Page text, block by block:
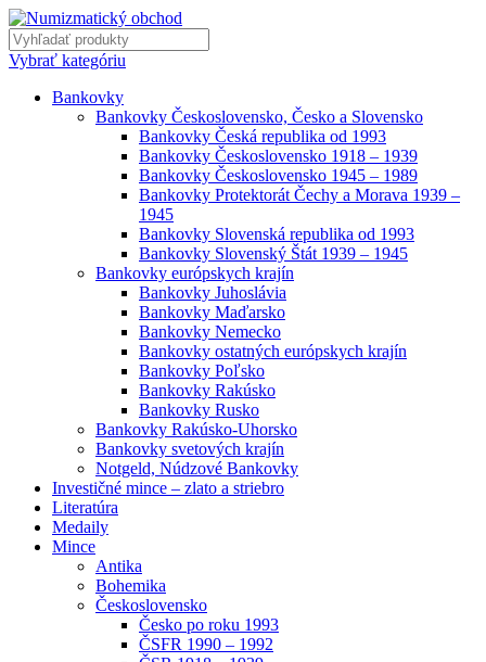
Vybrať kategóriu
Bankovky
Bankovky Československo, Česko a Slovensko
Bankovky Česká republika od 1993
Bankovky Československo 1918 – 1939
Bankovky Československo 1945 – 1989
Bankovky Protektorát Čechy a Morava 1939 –
1945
Bankovky Slovenská republika od 1993
Bankovky Slovenský Štát 1939 – 1945
Bankovky európskych krajín
Bankovky Juhoslávia
Bankovky Maďarsko
Bankovky Nemecko
Bankovky ostatných európskych krajín
Bankovky Poľsko
Bankovky Rakúsko
Bankovky Rusko
Bankovky Rakúsko-Uhorsko
Bankovky svetových krajín
Notgeld, Núdzové Bankovky
Investičné mince – zlato a striebro
Literatúra
Medaily
Mince
Antika
Bohemika
Československo
Česko po roku 1993
ČSFR 1990 – 1992